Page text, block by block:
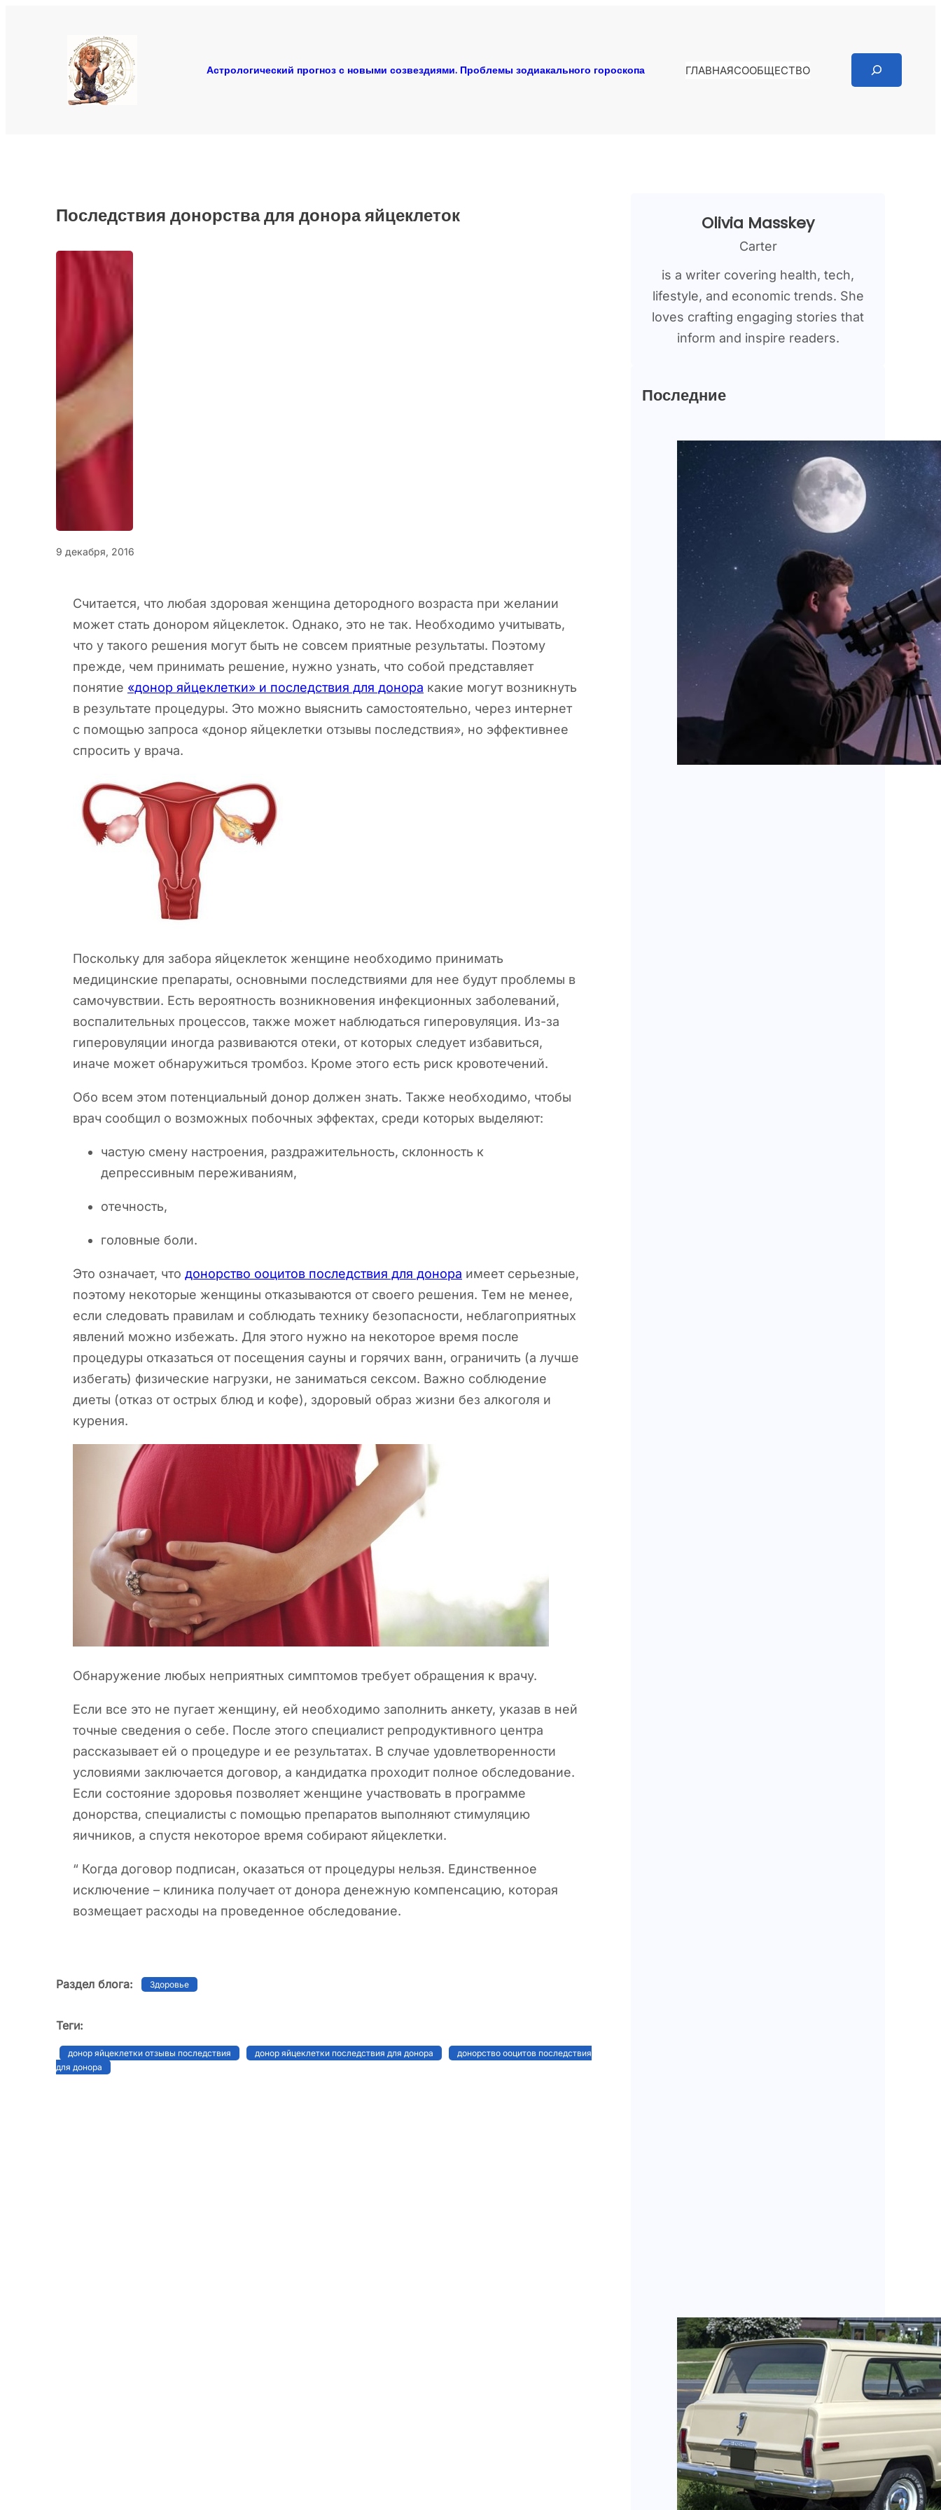
содержимому
Астрологический прогноз с новыми созвездиями. Проблемы зодиакального гороскопа ГЛАВНАЯСООБЩЕСТВО
Search
Последствия донорства для донора яйцеклеток
9 декабря, 2016
Считается, что любая здоровая женщина детородного возраста при желании
может стать донором яйцеклеток. Однако, это не так. Необходимо учитывать,
что у такого решения могут быть не совсем приятные результаты. Поэтому
прежде, чем принимать решение, нужно узнать, что собой представляет
понятие «донор яйцеклетки» и последствия для донора какие могут возникнуть
в результате процедуры. Это можно выяснить самостоятельно, через интернет
с помощью запроса «донор яйцеклетки отзывы последствия», но эффективнее
спросить у врача.
Поскольку для забора яйцеклеток женщине необходимо принимать
медицинские препараты, основными последствиями для нее будут проблемы в
самочувствии. Есть вероятность возникновения инфекционных заболеваний,
воспалительных процессов, также может наблюдаться гиперовуляция. Из-за
гиперовуляции иногда развиваются отеки, от которых следует избавиться,
иначе может обнаружиться тромбоз. Кроме этого есть риск кровотечений.
Обо всем этом потенциальный донор должен знать. Также необходимо, чтобы
врач сообщил о возможных побочных эффектах, среди которых выделяют:
частую смену настроения, раздражительность, склонность к
депрессивным переживаниям,
отечность,
головные боли.
Это означает, что донорство ооцитов последствия для донора имеет серьезные,
поэтому некоторые женщины отказываются от своего решения. Тем не менее,
если следовать правилам и соблюдать технику безопасности, неблагоприятных
явлений можно избежать. Для этого нужно на некоторое время после
процедуры отказаться от посещения сауны и горячих ванн, ограничить (а лучше
избегать) физические нагрузки, не заниматься сексом. Важно соблюдение
диеты (отказ от острых блюд и кофе), здоровый образ жизни без алкоголя и
курения.
Обнаружение любых неприятных симптомов требует обращения к врачу.
Если все это не пугает женщину, ей необходимо заполнить анкету, указав в ней
точные сведения о себе. После этого специалист репродуктивного центра
рассказывает ей о процедуре и ее результатах. В случае удовлетворенности
условиями заключается договор, а кандидатка проходит полное обследование.
Если состояние здоровья позволяет женщине участвовать в программе
донорства, специалисты с помощью препаратов выполняют стимуляцию
яичников, а спустя некоторое время собирают яйцеклетки.
“ Когда договор подписан, оказаться от процедуры нельзя. Единственное
исключение – клиника получает от донора денежную компенсацию, которая
возмещает расходы на проведенное обследование.
Раздел блога: Здоровье
Теги:
донор яйцеклетки отзывы последствия донор яйцеклетки последствия для донора
донорство ооцитов последствия
для донора
Olivia Masskey
Carter
is a writer covering health, tech,
lifestyle, and economic trends. She
loves crafting engaging stories that
inform and inspire readers.
Последние